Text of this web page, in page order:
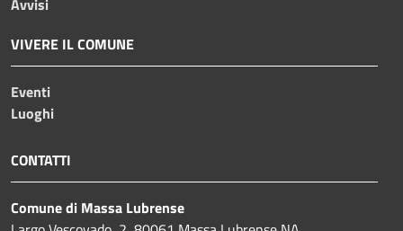
VIVERE IL COMUNE
Eventi
Luoghi
CONTATTI
Comune di Massa Lubrense